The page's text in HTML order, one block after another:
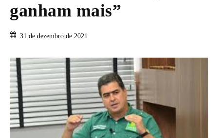
ganham mais”
31 de dezembro de 2021